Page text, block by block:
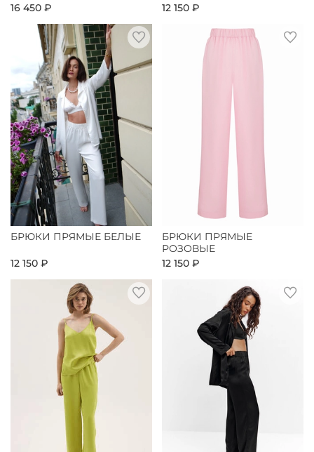
16 450 ₽
12 150 ₽
БРЮКИ ПРЯМЫЕ БЕЛЫЕ
12 150 ₽
БРЮКИ ПРЯМЫЕ
РОЗОВЫЕ
12 150 ₽